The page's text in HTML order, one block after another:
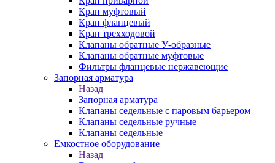
Кран муфтовый
Кран фланцевый
Кран трехходовой
Клапаны обратные У-образные
Клапаны обратные муфтовые
Фильтры фланцевые нержавеющие
Запорная арматура
Назад
Запорная арматура
Клапаны седельные с паровым барьером
Клапаны седельные ручные
Клапаны седельные
Емкостное оборудование
Назад